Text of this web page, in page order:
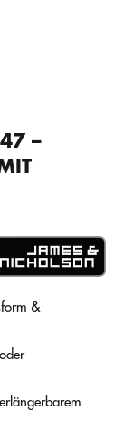
–
&